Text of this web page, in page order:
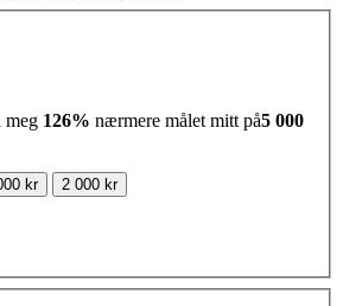
meg 126% nærmere målet mitt på5 000
kr 2 000 kr